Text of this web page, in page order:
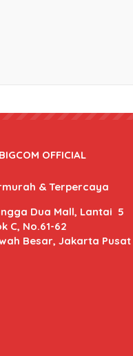
Dua Mall, Lantai 5
C, No.61-62
Besar, Jakarta Pusat